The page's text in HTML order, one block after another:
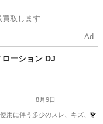
取します
Ad
ーション DJ
8月9日
用に伴う多少のスレ、キズ、